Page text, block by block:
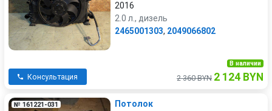
2016
2.0 л., дизель
2465001303, 2049066802
Консультация
В наличии
2 360 BYN 2 124 BYN
№ 161221-031
Потолок